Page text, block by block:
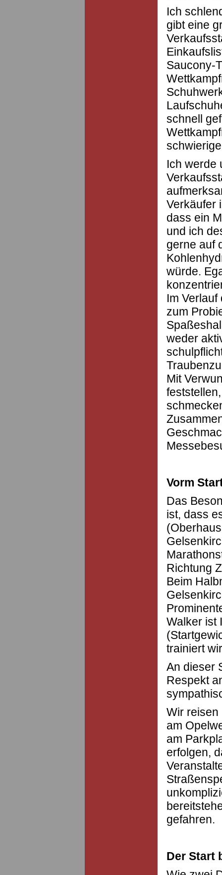
Ich
gibt eine
Saucony-
schnell
Ich werde
Verkäufer
dass ein
und ich
gerne auf
würde.
Im
zum
weder
Mit
Vorm
Das
ist, dass
Richtung
Beim
Walker ist
trainiert
An dieser
Respekt
Wir reisen
am
am
erfolgen,
gefahren.
Der Start